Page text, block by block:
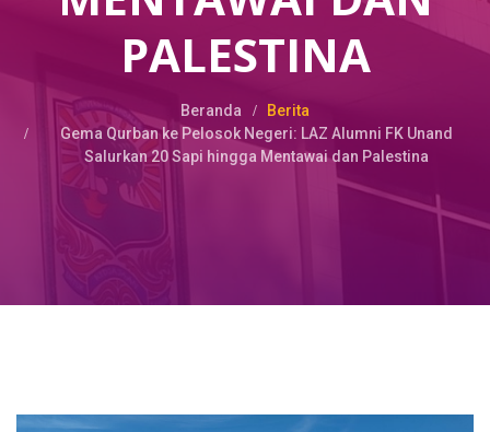
PALESTINA
Beranda
Berita
Gema Qurban ke Pelosok Negeri: LAZ Alumni FK Unand
Salurkan 20 Sapi hingga Mentawai dan Palestina